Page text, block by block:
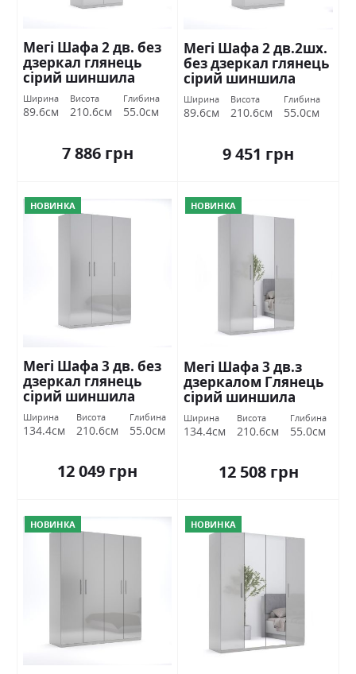
Мегі Шафа 2 дв. без
дзеркал глянець
сірий шиншила
Міромарк
Ширина
89.6см
Висота
210.6см
Глибина
55.0см
7 886 грн
Мегі Шафа 2 дв.2шх.
без дзеркал глянець
сірий шиншила
Міромарк
Ширина
89.6см
Висота
210.6см
Глибина
55.0см
9 451 грн
НОВИНКА
Мегі Шафа 3 дв. без
дзеркал глянець
сірий шиншила
Міромарк
Ширина
134.4см
Висота
210.6см
Глибина
55.0см
12 049 грн
НОВИНКА
Мегі Шафа 3 дв.з
дзеркалом Глянець
сірий шиншила
Міромарк
Ширина
134.4см
Висота
210.6см
Глибина
55.0см
12 508 грн
НОВИНКА НОВИНКА